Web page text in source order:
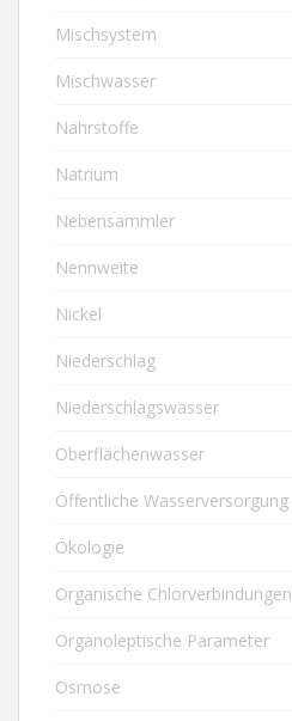
Mischsystem
Mischwasser
Nährstoffe
Natrium
Nebensammler
Nennweite
Nickel
Niederschlag
Niederschlagswasser
Oberflächenwasser
Öffentliche Wasserversorgung
Ökologie
Organische Chlorverbindungen
Organoleptische Parameter
Osmose